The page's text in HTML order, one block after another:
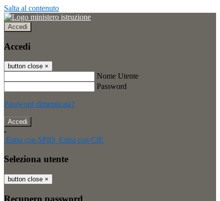
Salta al contenuto
Accedi
Accedi
button close ×
Nome Utente
Password
Password dimenticata?
-
Entra con SPID Entra con CIE
Seleziona utente
button close ×
Recupero password